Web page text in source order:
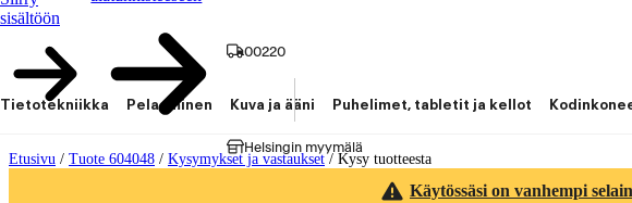
sisältöön
00220
Helsingin myymälä
Tietotekniikka Pelaaminen Kuva ja ääni Puhelimet, tabletit ja kellot
Etusivu / Tuote 604048 / Kysymykset ja vastaukset/ Kysy tuotteesta
Käytössäsi on vanhempi